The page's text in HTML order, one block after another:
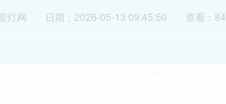
灯网 日期：2026-05-13 09:45:50 查看：84